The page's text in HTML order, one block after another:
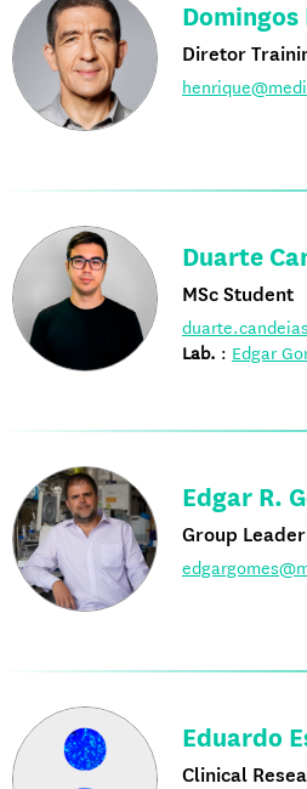
Diretor
Duarte
MSc Student
Lab. : Edgar
Edgar R.
Group Leader
Eduardo
Clinical